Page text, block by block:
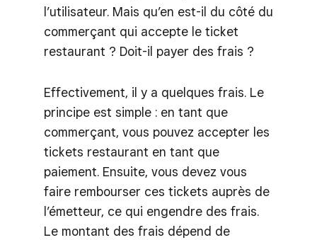
l’utilisateur. Mais qu’en est-il du côté du
commerçant qui accepte le ticket
restaurant ? Doit-il payer des frais ?
Effectivement, il y a quelques frais. Le
principe est simple : en tant que
commerçant, vous pouvez accepter les
tickets restaurant en tant que
paiement. Ensuite, vous devez vous
faire rembourser ces tickets auprès de
l’émetteur, ce qui engendre des frais.
Le montant des frais dépend de